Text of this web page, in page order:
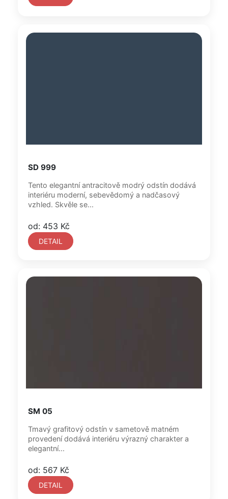
SD 999
Tento elegantní antracitově modrý odstín dodává
interiéru moderní, sebevědomý a nadčasový
vzhled. Skvěle se...
od: 453 Kč
DETAIL
SM 05
Tmavý grafitový odstín v sametově matném
provedení dodává interiéru výrazný charakter a
elegantní...
od: 567 Kč
DETAIL